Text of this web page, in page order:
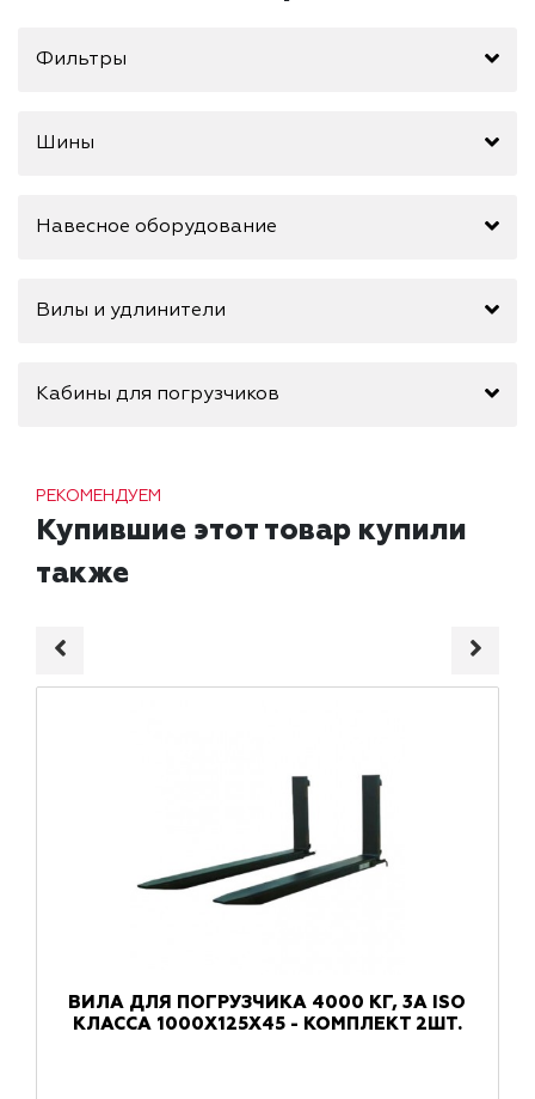
Фильтры
Шины
Навесное оборудование
Вилы и удлинители
Кабины для погрузчиков
РЕКОМЕНДУЕМ
Купившие этот товар купили
также
ВИЛА ДЛЯ ПОГРУЗЧИКА 4000 КГ, 3A ISO
КЛАССА 1000X125X45 - КОМПЛЕКТ 2ШТ.